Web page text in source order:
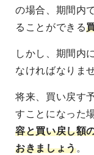
の場合、期間内
ることができる
しかし、期間内
なければなりま
将来、買い戻す
すことになった
容と買い戻し額
おきましょう。